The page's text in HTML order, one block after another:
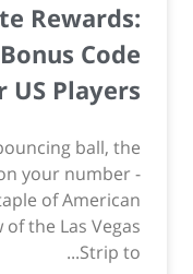
Rewards:
Code
US Players
ball, the
your number -
of American
the Las Vegas
Strip to...